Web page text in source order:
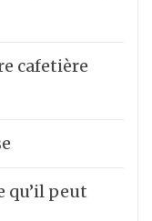
cafetière
qu’il peut